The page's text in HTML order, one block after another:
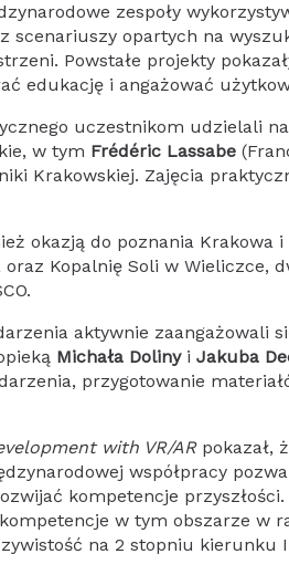
zespoły
scenariuszy opartych na
Powstałe projekty
edukację i angażować
uczestnikom udzielali
w tym Frédéric Lassabe
Krakowskiej. Zajęcia
okazją do poznania
Kopalnię Soli w Wieliczce,
aktywnie zaangażowali
Michała DolinyiJakuba
przygotowanie
with VR/ARpokazał,
współpracy
kompetencje
w tym obszarze w
na 2 stopniu kierunku